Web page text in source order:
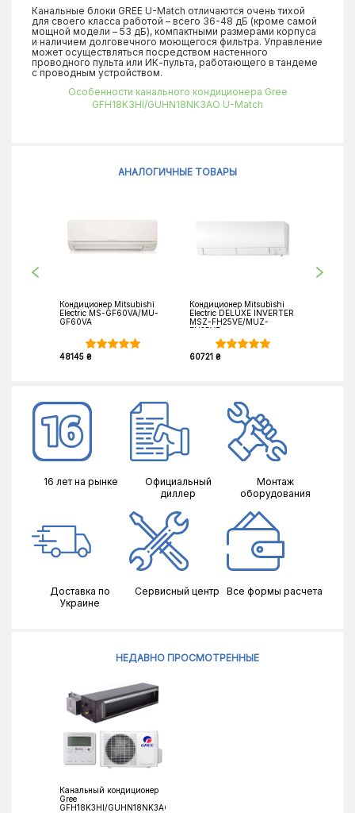
Особенности канального кондиционера Gree
GFH18K3HI/GUHN18NK3AO U-Match
Канальные блоки GREE U-Match отличаются очень тихой
для своего класса работой – всего 36-48 дБ (кроме самой
мощной модели – 53 дБ), компактными размерами корпуса
и наличием долговечного моющегося фильтра. Управление
может осуществляться посредством настенного
проводного пульта или ИК-пульта, работающего в тандеме
с проводным устройством.
АНАЛОГИЧНЫЕ ТОВАРЫ
Кондиционер Mitsubishi
Electric MS-GF60VA/MU-
GF60VA
48145 ₴
Кондиционер Mitsubishi
Electric DELUXE INVERTER
MSZ-FH25VE/MUZ-
FH25VE
60721 ₴
16 лет на рынке
Официальный
диллер
Монтаж
оборудования
Доставка по
Украине
Сервисный центр Все формы расчета
НЕДАВНО ПРОСМОТРЕННЫЕ
Канальный кондиционер
Gree
GFH18K3HI/GUHN18NK3AO